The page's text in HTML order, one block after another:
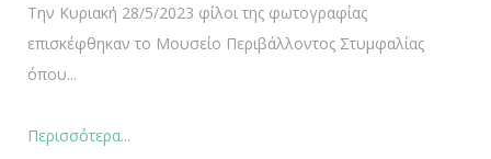
Την Κυριακή 28/5/2023 φίλοι της φωτογραφίας
επισκέφθηκαν το Μουσείο Περιβάλλοντος Στυμφαλίας
όπου...
Περισσότερα...